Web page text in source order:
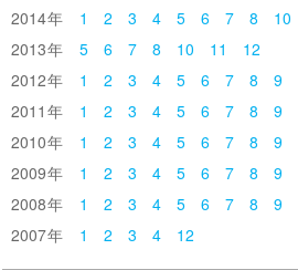
2014
1 2 3 4 5 6 7 8 10
2013
5 6 7 8 10 11
12
2012
1 2 3 4 5 6 7 8 9
2011
1 2 3 4 5 6 7 8 9
2010
1 2 3 4 5 6 7 8 9
2009
1 2 3 4 5 6 7 8 9
2008
1 2 3 4 5 6 7 8 9
2007
1 2 3 4 12